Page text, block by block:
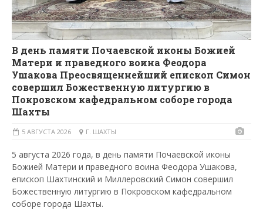
В день памяти Почаевской иконы Божией
Матери и праведного воина Феодора
Ушакова Преосвященнейший епископ Симон
совершил Божественную литургию в
Покровском кафедральном соборе города
Шахты
5 АВГУСТА 2026 Г. ШАХТЫ
5 августа 2026 года, в день памяти Почаевской иконы
Божией Матери и праведного воина Феодора Ушакова,
епископ Шахтинский и Миллеровский Симон совершил
Божественную литургию в Покровском кафедральном
соборе города Шахты.